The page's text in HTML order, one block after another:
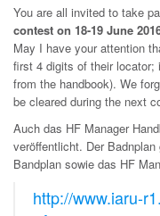
You are all invited to take
contest on 18-19 June
May I have your attention
first 4 digits of their
from the handbook). We
be cleared during the next
Auch das HF Manager
veröffentlicht. Der
Bandplan sowie das HF
http://www.iaru-